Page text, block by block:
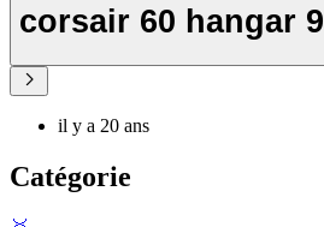
corsair 60 hangar 9
il y a 20 ans
Catégorie